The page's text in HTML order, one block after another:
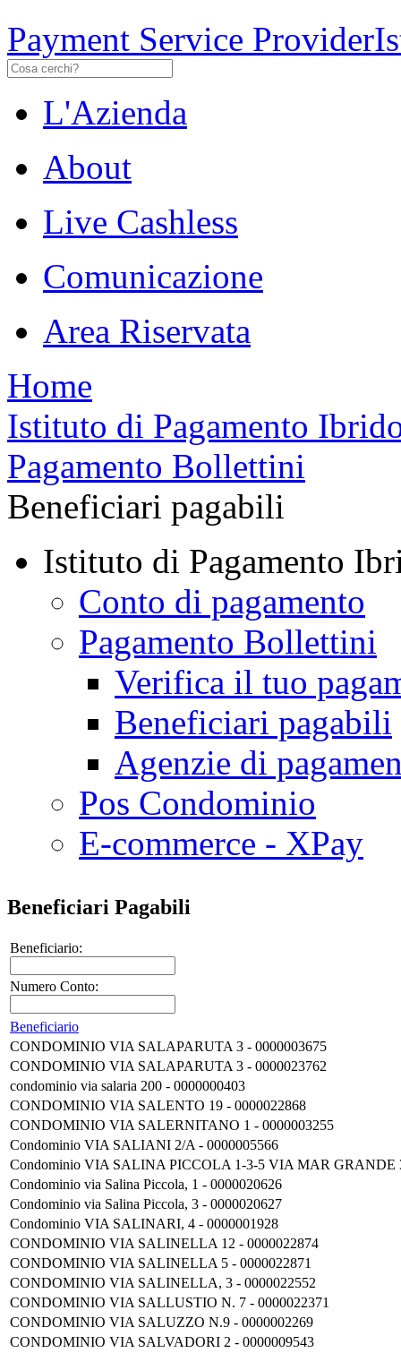
Payment Service Provider
L'Azienda
About
Live Cashless
Comunicazione
Area Riservata
Home
Istituto di Pagamento
Pagamento Bollettini
Beneficiari pagabili
Istituto di Pagamento
Conto di pagamento
Pagamento Bollettini
Verifica il tuo
Beneficiari pagabili
Agenzie di
Pos Condominio
E-commerce - XPay
Beneficiari Pagabili
Beneficiario:
Numero Conto:
Beneficiario
CONDOMINIO VIA SALAPARUTA 3 - 0000003675
CONDOMINIO VIA SALAPARUTA 3 - 0000023762
condominio via salaria 200 - 0000000403
CONDOMINIO VIA SALENTO 19 - 0000022868
CONDOMINIO VIA SALERNITANO 1 - 0000003255
Condominio VIA SALIANI 2/A - 0000005566
Condominio VIA SALINA PICCOLA 1-3-5 VIA MAR GRANDE
Condominio via Salina Piccola, 1 - 0000020626
Condominio via Salina Piccola, 3 - 0000020627
Condominio VIA SALINARI, 4 - 0000001928
CONDOMINIO VIA SALINELLA 12 - 0000022874
CONDOMINIO VIA SALINELLA 5 - 0000022871
CONDOMINIO VIA SALINELLA, 3 - 0000022552
CONDOMINIO VIA SALLUSTIO N. 7 - 0000022371
CONDOMINIO VIA SALUZZO N.9 - 0000002269
CONDOMINIO VIA SALVADORI 2 - 0000009543